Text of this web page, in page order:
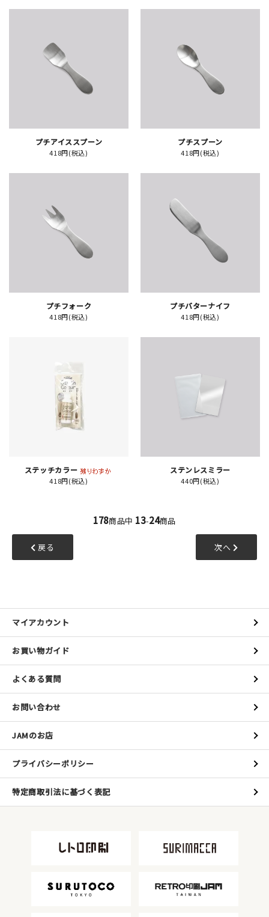
読みもの
ギャラリー
マイアカウント
よくある質問
プチアイススプーン
418円(税込)
プチスプーン
418円(税込)
プチフォーク
418円(税込)
プチバターナイフ
418円(税込)
ステッチカラー
418円(税込)
ステンレスミラー
440円(税込)
178商品中 13-24商品
戻る 次へ
マイアカウント
お買い物ガイド
よくある質問
お問い合わせ
JAMのお店
プライバシーポリシー
特定商取引法に基づく表記